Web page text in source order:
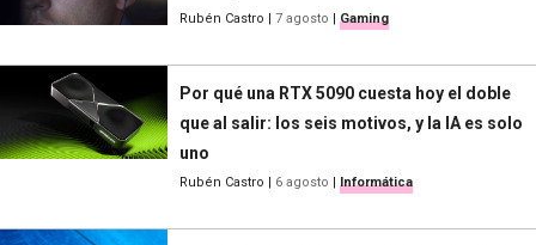
Rubén Castro | 7 agosto | Gaming
Por qué una RTX 5090 cuesta hoy el doble
que al salir: los seis motivos, y la IA es solo
uno
Rubén Castro | 6 agosto | Informática